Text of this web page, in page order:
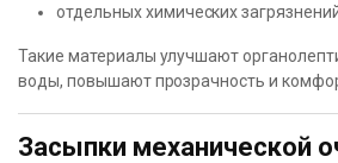
отдельных химических
Такие материалы улучшают
воды, повышают прозрачность и
Засыпки механической